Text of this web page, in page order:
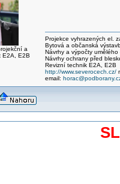
a
E2A, E2B
Projekce vyhrazených el.
Bytová a občanská
Návrhy a výpočty umělého
Návrhy ochrany před
Revizní technik E2A, E2B
http://www.severocech.cz/
email: